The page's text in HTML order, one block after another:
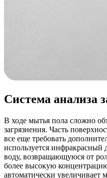
Система анализа
В ходе мытья пола сложно
загрязнения. Часть
все еще требовать
используется инфракрасный
воду, возвращающуюся от
более высокую
автоматически